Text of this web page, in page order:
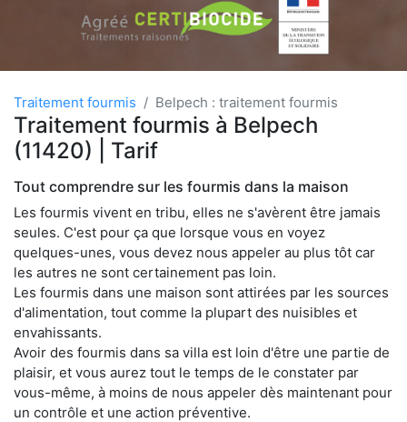
Traitement fourmis Belpech : traitement fourmis
Traitement fourmis à Belpech
(11420) | Tarif
Tout comprendre sur les fourmis dans la maison
Les fourmis vivent en tribu, elles ne s'avèrent être jamais
seules. C'est pour ça que lorsque vous en voyez
quelques-unes, vous devez nous appeler au plus tôt car
les autres ne sont certainement pas loin.
Les fourmis dans une maison sont attirées par les sources
d'alimentation, tout comme la plupart des nuisibles et
envahissants.
Avoir des fourmis dans sa villa est loin d'être une partie de
plaisir, et vous aurez tout le temps de le constater par
vous-même, à moins de nous appeler dès maintenant pour
un contrôle et une action préventive.